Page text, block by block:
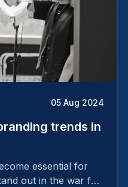
05 Aug 2024
trends in
essential for
out in the war for